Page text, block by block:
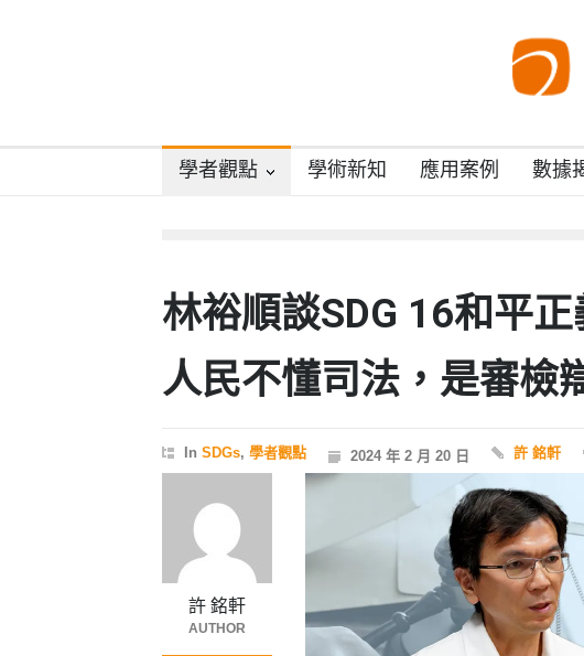
學者觀點 學術新知 應用案例 數據
林裕順談SDG 16和平
人民不懂司法，是審檢
In SDGs, 學者觀點 2024 年 2 月 20 日 許 銘軒
許 銘軒
AUTHOR